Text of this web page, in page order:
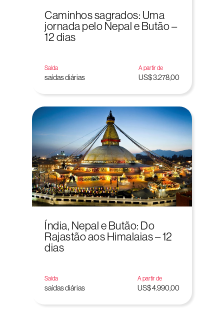
Caminhos sagrados: Uma
jornada pelo Nepal e Butão –
12 dias
Saída
saídas diárias
A partir de
US$ 3.278,00
Índia, Nepal e Butão: Do
Rajastão aos Himalaias – 12
dias
Saída
saídas diárias
A partir de
US$ 4.990,00